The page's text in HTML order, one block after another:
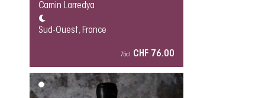
Camin Larredya
Sud-Ouest, France
75cl CHF 76.00